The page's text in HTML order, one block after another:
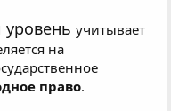
уровеньучитывает
на
право.